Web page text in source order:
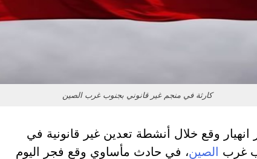
كارثة في منجم غير قانوني بجنوب غرب الصين
وقع خلال أنشطة تعدين غير قانونية في
غرب الصين، في حادث مأساوي وقع فجر اليوم